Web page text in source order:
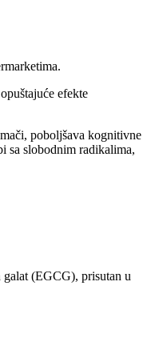
efekte
poboljšava kognitivne
sa slobodnim radikalima,
galat (EGCG), prisutan u